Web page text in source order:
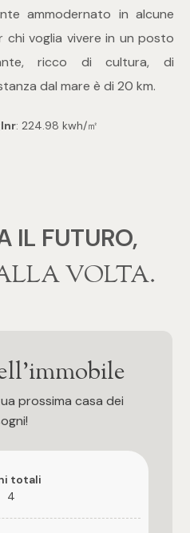
ammodernato in alcune
chi voglia vivere in un posto
ricco di cultura, di
dal mare è di 20 km.
: 224.98 kwh/㎡
IL FUTURO,
VOLTA.
prossima casa dei
totali
4